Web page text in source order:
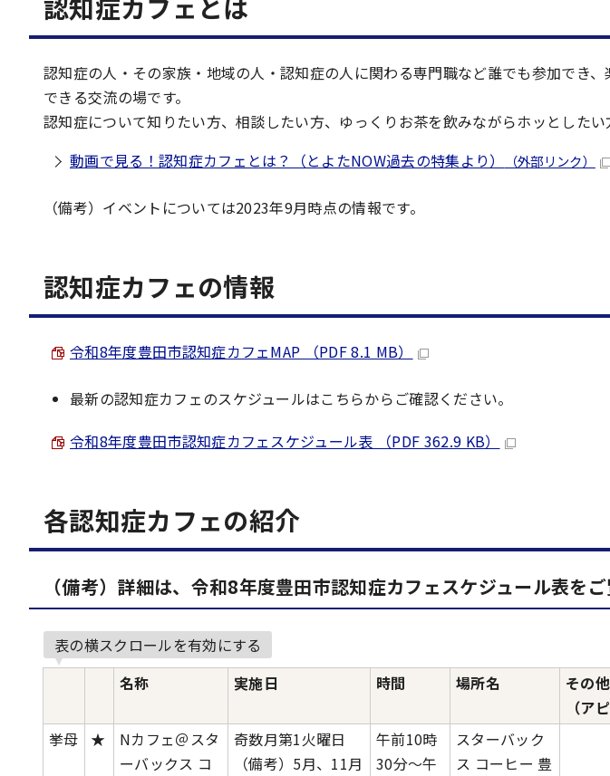
認知症カフェとは
認知症の人・その家族・地域の人・認知症の人に関わる専門職など誰でも参加でき
できる交流の場です。
認知症について知りたい方、相談したい方、ゆっくりお茶を飲みながらホッとした
動画で見る！認知症カフェとは？（とよたNOW過去の特集より）
（外部リンク）
（備考）イベントについては2023年9月時点の情報です。
認知症カフェの情報
令和8年度豊田市認知症カフェMAP （PDF 8.1 MB）
最新の認知症カフェのスケジュールはこちらからご確認ください。
令和8年度豊田市認知症カフェスケジュール表 （PDF 362.9 KB）
各認知症カフェの紹介
（備考）詳細は、令和8年度豊田市認知症カフェスケジュール表をご
表の横スクロールを有効にする
名称
実施日 時間 場所名
その他
（ア
挙母
★
Nカフェ＠スタ
ーバックス コ
奇数月第1火曜日
（備考）5月、11月
午前10時
30分～午
スターバック
ス コーヒー 豊